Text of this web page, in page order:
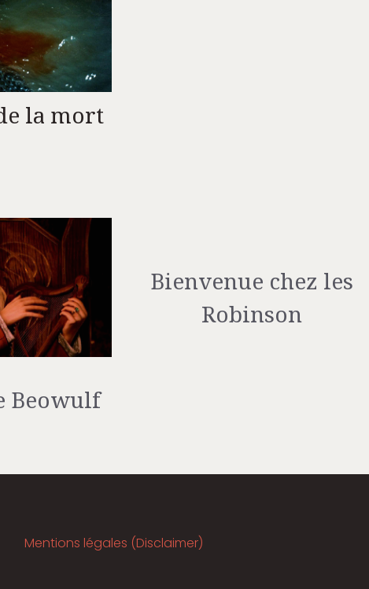
la mort
Beowulf
Bienvenue chez les
Robinson
Mentions légales (Disclaimer)